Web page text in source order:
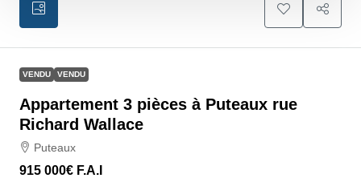
VENDU VENDU
Appartement 3 pièces à Puteaux rue
Richard Wallace
Puteaux
915 000€ F.A.I